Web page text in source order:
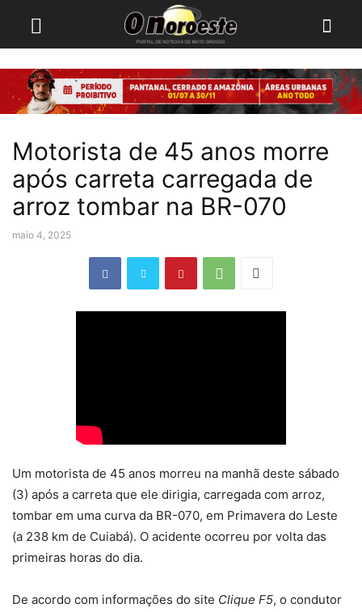
Motorista de 45 anos morre
após carreta carregada de
arroz tombar na BR-070
maio 4, 2025
Um motorista de 45 anos morreu na manhã deste sábado
(3) após a carreta que ele dirigia, carregada com arroz,
tombar em uma curva da BR-070, em Primavera do Leste
(a 238 km de Cuiabá). O acidente ocorreu por volta das
primeiras horas do dia.
De acordo com informações do site Clique F5, o condutor